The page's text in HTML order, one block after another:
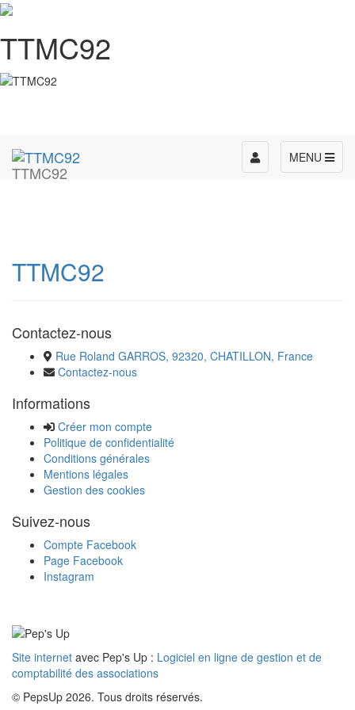
TTMC92
TTMC92
MENU
Toggle
navigation
TTMC92
Contactez-nous
Rue Roland GARROS, 92320, CHATILLON, France
Contactez-nous
Informations
Créer mon compte
Politique de confidentialité
Conditions générales
Mentions légales
Gestion des cookies
Suivez-nous
Compte Facebook
Page Facebook
Instagram
Site internet avec Pep's Up : Logiciel en ligne de gestion et de
comptabilité des associations
© PepsUp 2026. Tous droits réservés.